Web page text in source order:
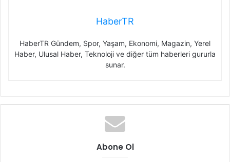
HaberTR
HaberTR Gündem, Spor, Yaşam, Ekonomi, Magazin, Yerel
Haber, Ulusal Haber, Teknoloji ve diğer tüm haberleri gururla
sunar.
Abone Ol